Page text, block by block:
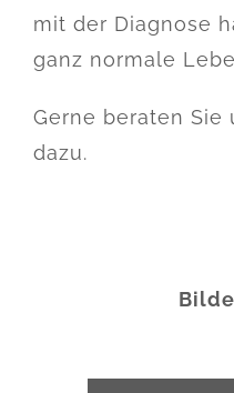
mit der Diagnose
ganz normale
Gerne beraten Sie
dazu.